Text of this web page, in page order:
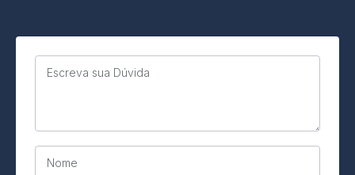
Escreva sua Dúvida
Nome